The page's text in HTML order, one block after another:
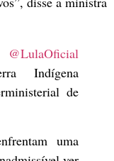
@LulaOficial
Indígena
de
uma